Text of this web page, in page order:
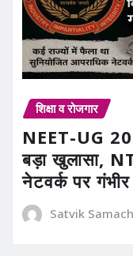
शिक्षा व रोजगार
NEET-UG
बड़ा खुलासा,
नेटवर्क पर
Satvik